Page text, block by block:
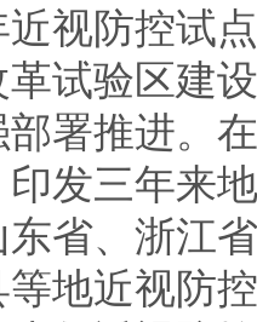
近视防控试
试验区建
署推进。
印发三年来
省、浙江
地近视防